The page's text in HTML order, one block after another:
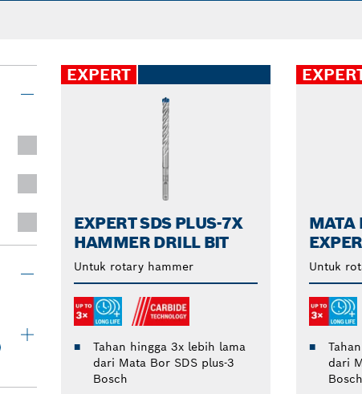
bor batu SDS untuk memastikan Anda memiliki apa
dimensi dan skala. Berikan hasil yang andal untuk
EXPERT
EXPERT SDS PLUS-7X
HAMMER DRILL BIT
Untuk rotary hammer
Tahan hingga 3x lebih lama
dari Mata Bor SDS plus-3
Bosch
MATA
Untuk
dari
Bosch